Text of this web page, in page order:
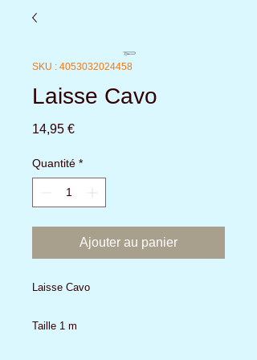
SKU : 4053032024458
Laisse Cavo
14,95 €Prix
Quantité *
Ajouter au panier
Laisse Cavo
Taille 1 m